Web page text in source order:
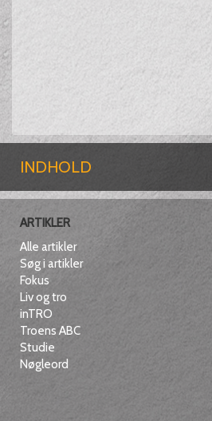
INDHOLD
ARTIKLER
Alle artikler
Søg i artikler
Fokus
Liv og tro
inTRO
Troens ABC
Studie
Nøgleord